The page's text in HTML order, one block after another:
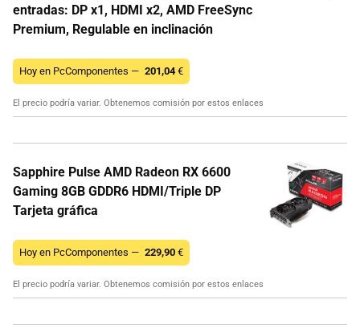
entradas: DP x1, HDMI x2, AMD FreeSync
Premium, Regulable en inclinación
Hoy en PcComponentes — 201,04€
El precio podría variar. Obtenemos comisión por estos enlaces
Sapphire Pulse AMD Radeon RX 6600
Gaming 8GB GDDR6 HDMI/Triple DP
Tarjeta gráfica
Hoy en PcComponentes — 229,90 €
El precio podría variar. Obtenemos comisión por estos enlaces